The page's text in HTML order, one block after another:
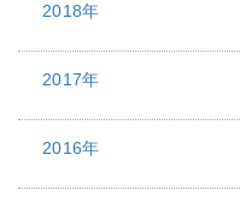
2018年
2017年
2016年